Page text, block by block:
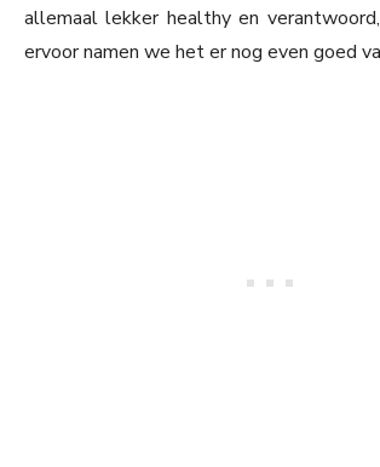
allemaal lekker healthy en
ervoor namen we het er nog even goed